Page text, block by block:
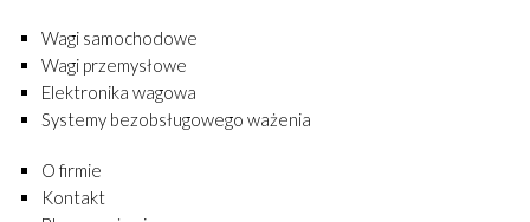
Wagi samochodowe
Wagi przemysłowe
Elektronika wagowa
Systemy bezobsługowego ważenia
O firmie
Kontakt